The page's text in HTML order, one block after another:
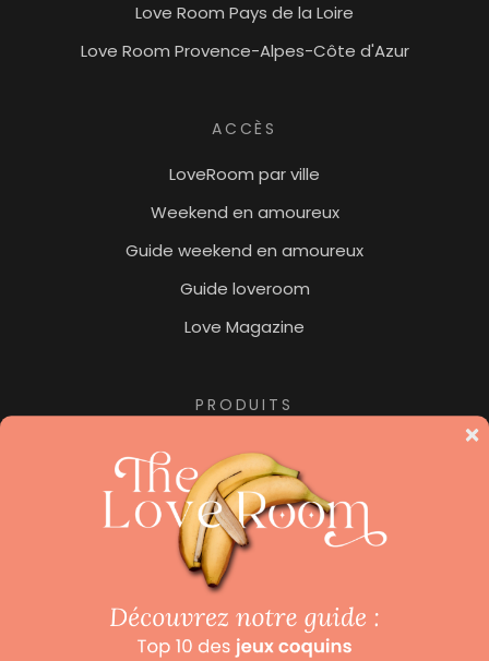
Love Room Pays de la Loire
Love Room Provence-Alpes-Côte d'Azur
ACCÈS
LoveRoom par ville
Weekend en amoureux
Guide weekend en amoureux
Guide loveroom
Love Magazine
PRODUITS
Jacuzzi privatif
Nuit insolite
Pour les amoureux des hôtels de luxe, ne manquez
pas notre collection «Beaux Hôtels
hôtels de luxe et hôtels avec spa.